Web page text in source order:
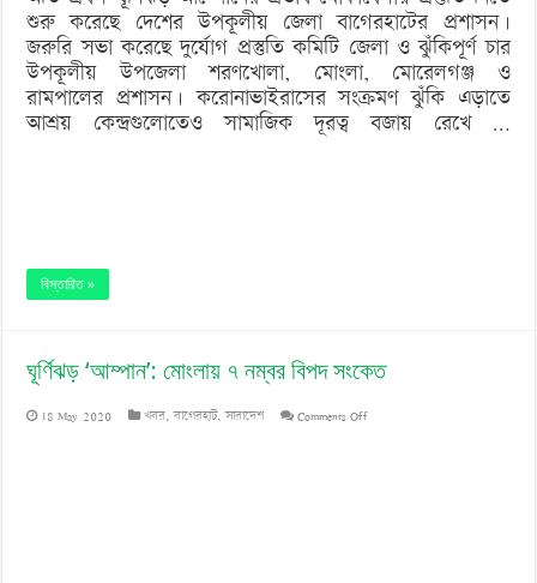
কেন্দ্র
শুরু করেছে দেশের উপকূলীয় জেলা বাগেরহাটের প্রশাসন।
জরুরি সভা করেছে দুর্যোগ প্রস্তুতি কমিটি জেলা ও ঝুঁকিপূর্ণ চার
উপকূলীয় উপজেলা শরণখোলা, মোংলা, মোরেলগঞ্জ ও
রামপালের প্রশাসন। করোনাভাইরাসের সংক্রমণ ঝুঁকি এড়াতে
আশ্রয় কেন্দ্রগুলোতেও সামাজিক দূরত্ব বজায় রেখে …
বিস্তারিত »
ঘূর্ণিঝড় ‘আম্পান’: মোংলায় ৭ নম্বর বিপদ সংকেত
18 May 2020 খবর,বাগেরহাট,সারাদেশ Comments Offon